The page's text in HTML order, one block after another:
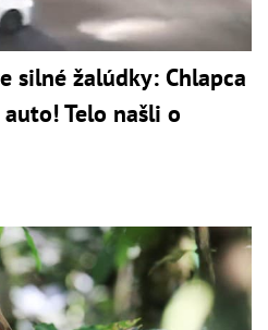
silné žalúdky: Chlapca
Telo našli o